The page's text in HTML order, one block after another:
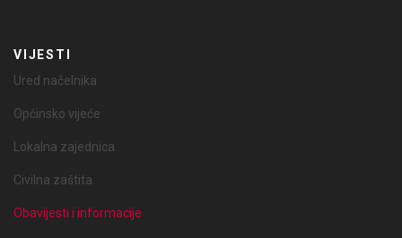
VIJESTI
Ured načelnika
Općinsko vijeće
Lokalna zajednica
Civilna zaštita
Obavijesti i informacije